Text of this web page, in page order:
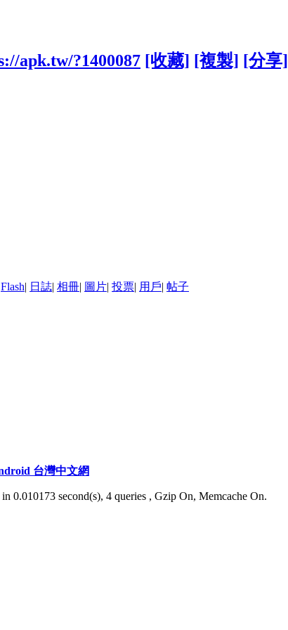
apk.tw/?1400087 [收藏] [複製] [分享]
Flash| 日誌| 相冊| 圖片| 投票| 用戶| 帖子
台灣中文網
in 0.010173 second(s), 4 queries , Gzip On, Memcache On.